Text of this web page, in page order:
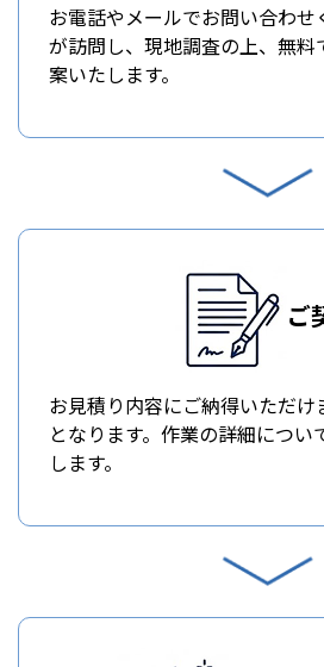
お電話やメールでお問い合わ
が訪問し、現地調査の上、無料
案いたします。
ご
お見積り内容にご納得いただけ
となります。作業の詳細につい
します。